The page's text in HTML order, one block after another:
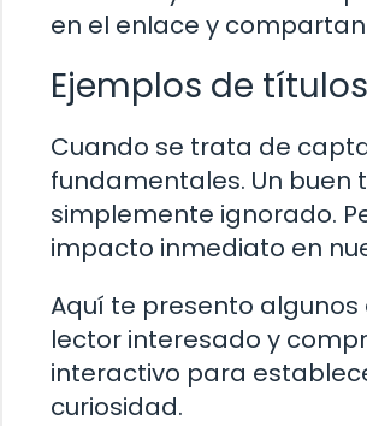
en el enlace y
Ejemplos de
Cuando se trata de
fundamentales. Un buen
simplemente ignorado.
impacto inmediato en
Aquí te presento
lector interesado y
interactivo para
curiosidad.